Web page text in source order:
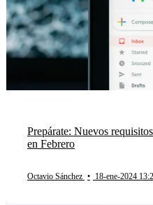
Prepárate: Nuevos
en Febrero
Octavio Sánchez • 18-ene-2024